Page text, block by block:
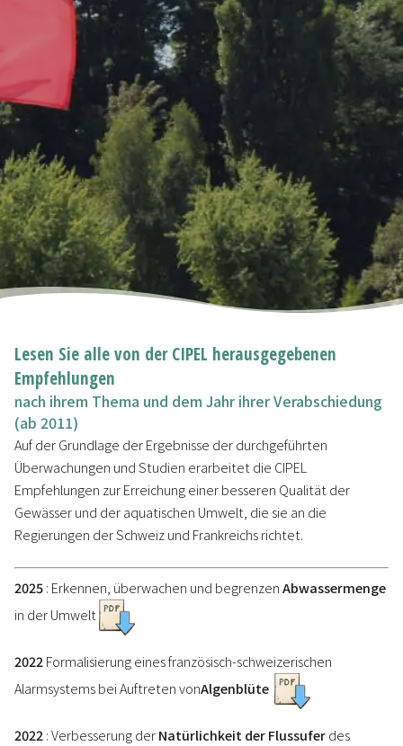
Lesen Sie alle von der CIPEL herausgegebenen
Empfehlungen
nach ihrem Thema und dem Jahr ihrer Verabschiedung
(ab 2011)
Auf der Grundlage der Ergebnisse der durchgeführten
Überwachungen und Studien erarbeitet die CIPEL
Empfehlungen zur Erreichung einer besseren Qualität der
Gewässer und der aquatischen Umwelt, die sie an die
Regierungen der Schweiz und Frankreichs richtet.
2025: Erkennen, überwachen und begrenzenAbwassermenge
in der Umwelt
2022Formalisierung eines französisch-schweizerischen
Alarmsystems bei Auftreten vonAlgenblüte
2022: Verbesserung derNatürlichkeit der Flussuferdes